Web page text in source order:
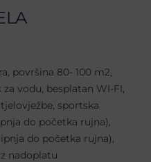
površina 80- 100 m2,
vodu, besplatan WI-FI,
sportska
do početka rujna),
do početka rujna),
nadoplatu